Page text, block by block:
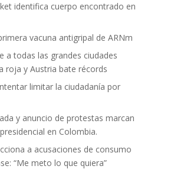
identifica cuerpo encontrado en
vacuna antigripal de ARNm
a todas las grandes ciudades
roja y Austria bate récords
limitar la ciudadanía por
y anuncio de protestas marcan
en Colombia.
a acusaciones de consumo
“Me meto lo que quiera”